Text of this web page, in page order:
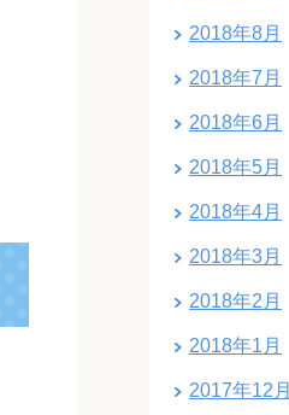
2018年8月
2018年7月
2018年6月
2018年5月
2018年4月
2018年3月
2018年2月
2018年1月
2017年12月